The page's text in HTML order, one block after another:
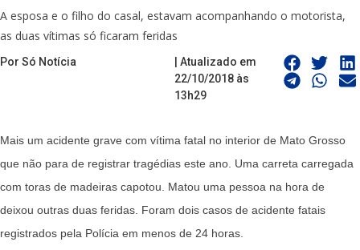
A esposa e o filho do casal, estavam acompanhando o motorista,
as duas vítimas só ficaram feridas
Por Só Notícia
| Atualizado em
22/10/2018 às
13h29
Mais um acidente grave com vítima fatal no interior de Mato Grosso
que não para de registrar tragédias este ano. Uma carreta carregada
com toras de madeiras capotou. Matou uma pessoa na hora de
deixou outras duas feridas. Foram dois casos de acidente fatais
registrados pela Polícia em menos de 24 horas.